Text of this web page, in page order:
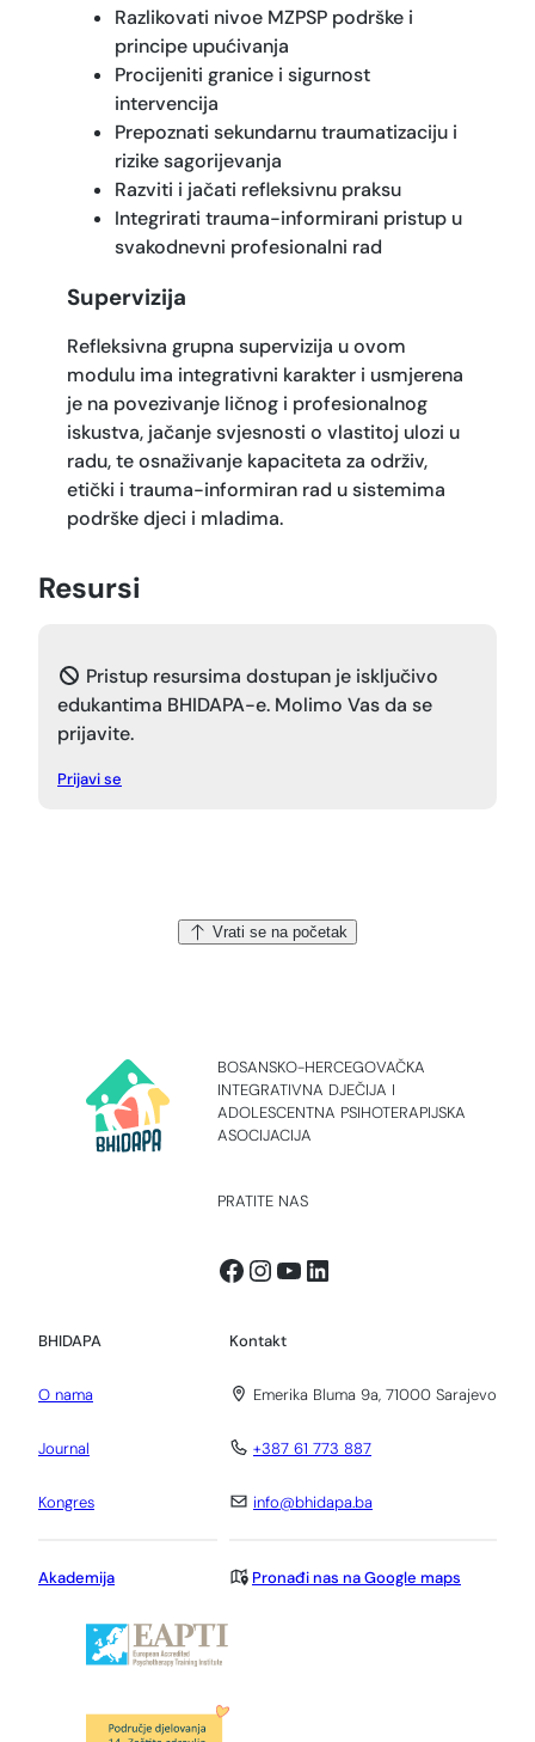
Razlikovati nivoe MZPSP podrške i
principe upućivanja
Procijeniti granice i sigurnost
intervencija
Prepoznati sekundarnu traumatizaciju i
rizike sagorijevanja
Razviti i jačati refleksivnu praksu
Integrirati trauma-informirani pristup u
svakodnevni profesionalni rad
Supervizija
Refleksivna grupna supervizija u ovom
modulu ima integrativni karakter i usmjerena
je na povezivanje ličnog i profesionalnog
iskustva, jačanje svjesnosti o vlastitoj ulozi u
radu, te osnaživanje kapaciteta za održiv,
etički i trauma-informiran rad u sistemima
podrške djeci i mladima.
Resursi
Pristup resursima dostupan je isključivo
edukantima BHIDAPA-e. Molimo Vas da se
prijavite.
Prijavi se
Vrati se na početak
BOSANSKO-HERCEGOVAČKA
INTEGRATIVNA DJEČIJA I
ADOLESCENTNA PSIHOTERAPIJSKA
ASOCIJACIJA
PRATITE NAS
Facebook
Instagram
YouTube
LinkedIn
BHIDAPA
O nama
Journal
Kongres
Akademija
Kontakt
Emerika Bluma 9a, 71000 Sarajevo
+387 61 773 887
info@bhidapa.ba
Pronađi nas na Google maps